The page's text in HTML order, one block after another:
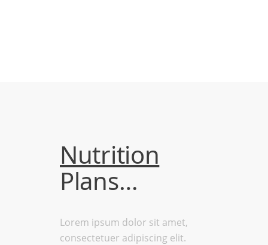
Nutrition
Plans…
Lorem ipsum dolor sit amet,
consectetuer adipiscing elit.